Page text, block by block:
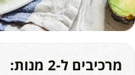
מרכיבים ל-2 מנות: